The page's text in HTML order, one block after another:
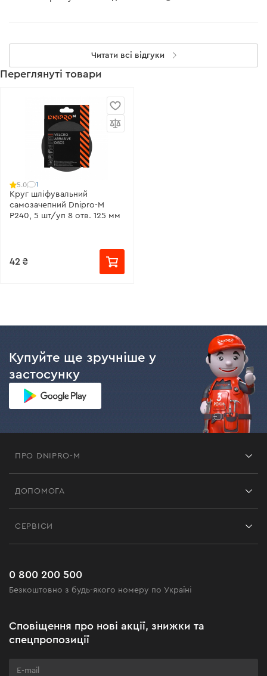
Читати всі відгуки
Переглянуті товари
5.0 1
Круг шліфувальний
самозачепний Dnipro-M
Р240, 5 шт/уп 8 отв. 125 мм
42 ₴
Купуйте ще зручніше у
застосунку
ПРО DNIPRO-M
Чорна п'ятниця
ДОПОМОГА
Поширені запитання
СЕРВІСИ
0 800 200 500
Безкоштовно з будь-якого номеру по Україні
Сповіщення про нові акції, знижки та
спецпропозиції